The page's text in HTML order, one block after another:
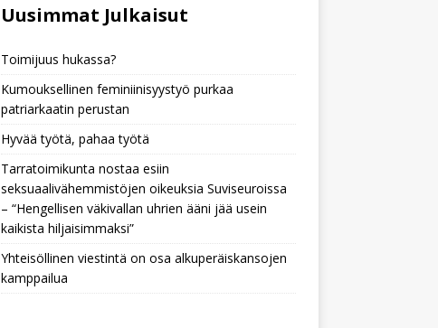
Uusimmat Julkaisut
Toimijuus hukassa?
Kumouksellinen feminiinisyystyö purkaa
patriarkaatin perustan
Hyvää työtä, pahaa työtä
Tarratoimikunta nostaa esiin
seksuaalivähemmistöjen oikeuksia Suviseuroissa
– “Hengellisen väkivallan uhrien ääni jää usein
kaikista hiljaisimmaksi”
Yhteisöllinen viestintä on osa alkuperäiskansojen
kamppailua